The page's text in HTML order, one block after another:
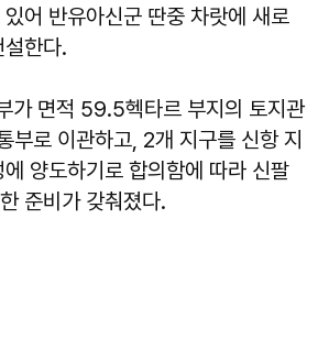
어 반유아신군 딴중 차랏에 새로
한다.
가 면적 59.5헥타르 부지의 토지관
부로 이관하고, 2개 지구를 신항 지
양도하기로 합의함에 따라 신팔
준비가 갖춰졌다.